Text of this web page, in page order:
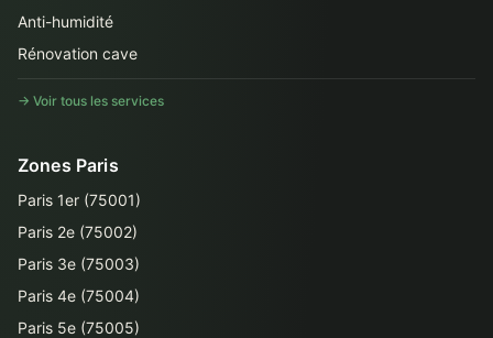
Anti-humidité
Rénovation cave
→ Voir tous les services
Zones Paris
Paris 1er (75001)
Paris 2e (75002)
Paris 3e (75003)
Paris 4e (75004)
Paris 5e (75005)